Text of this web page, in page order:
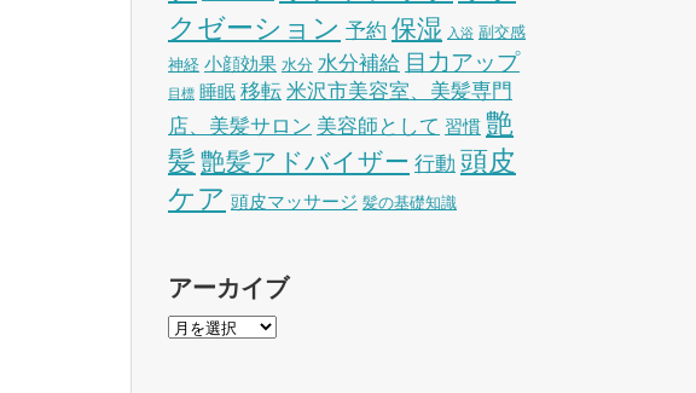
クゼーション 予約 保湿 入浴 副交感
神経 小顔効果 水分 水分補給 目力アップ
目標 睡眠 移転 米沢市美容室、美髪専門
店、美髪サロン 美容師として 習慣 艶
髪 艶髪アドバイザー 行動 頭皮
ケア 頭皮マッサージ 髪の基礎知識
アーカイブ